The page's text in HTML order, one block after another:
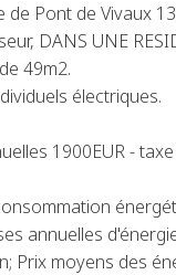
Pont de Vivaux
DANS UNE
49m2.
électriques.
1900EUR -
annuelles
Prix moyens des